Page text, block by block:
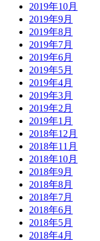
2019年10月
2019年9月
2019年8月
2019年7月
2019年6月
2019年5月
2019年4月
2019年3月
2019年2月
2019年1月
2018年12月
2018年11月
2018年10月
2018年9月
2018年8月
2018年7月
2018年6月
2018年5月
2018年4月